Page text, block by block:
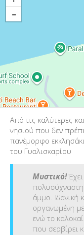
-
Από τις καλύτερες
νησιού που δεν
πανέμορφο
του Γυαλισκαρίου
Μυστικό!
πολυσύχναστη
άμμο. Ιδανική
οργανωμένη
ενώ το
που σερβίρει